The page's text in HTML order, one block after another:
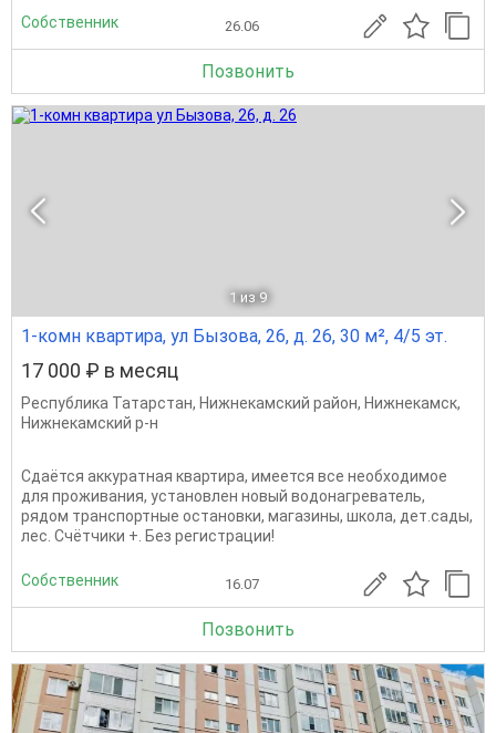
Собственник 26.06
Позвонить
1 из 9
1-комн квартира, ул Бызова, 26, д. 26, 30 м², 4/5 эт.
17 000 ₽ в месяц
Республика Татарстан, Нижнекамский район, Нижнекамск,
Нижнекамский р-н
Сдаётся аккуратная квартира, имеется все необходимое
для проживания, установлен новый водонагреватель,
рядом транспортные остановки, магазины, школа, дет.сады,
лес. Счётчики +. Без регистрации!
Собственник 16.07
Позвонить